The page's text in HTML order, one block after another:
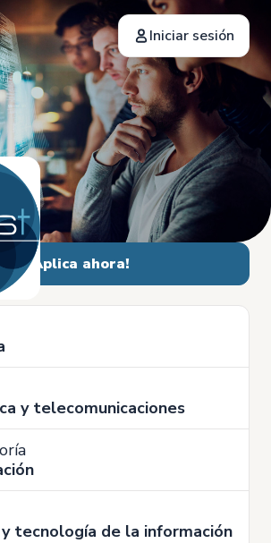
Iniciar sesión
¡Aplica ahora!
y telecomunicaciones
tecnología de la información